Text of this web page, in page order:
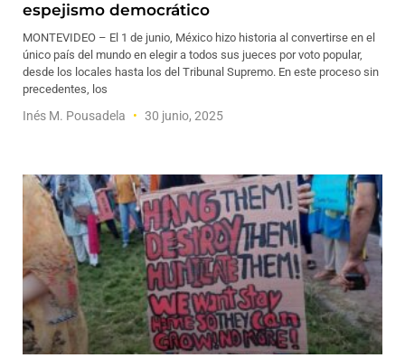
espejismo democrático
MONTEVIDEO – El 1 de junio, México hizo historia al convertirse en el
único país del mundo en elegir a todos sus jueces por voto popular,
desde los locales hasta los del Tribunal Supremo. En este proceso sin
precedentes, los
Inés M. Pousadela 30 junio, 2025